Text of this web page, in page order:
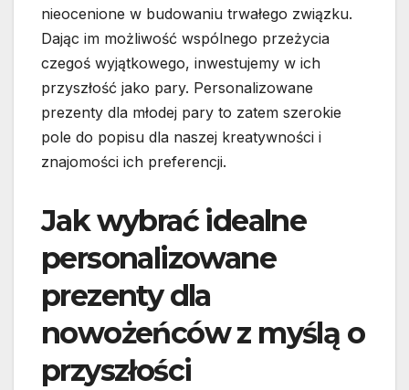
nieocenione w budowaniu trwałego związku.
Dając im możliwość wspólnego przeżycia
czegoś wyjątkowego, inwestujemy w ich
przyszłość jako pary. Personalizowane
prezenty dla młodej pary to zatem szerokie
pole do popisu dla naszej kreatywności i
znajomości ich preferencji.
Jak wybrać idealne
personalizowane
prezenty dla
nowożeńców z myślą o
przyszłości